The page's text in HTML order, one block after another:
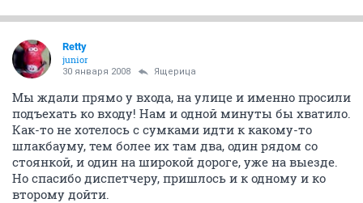
Retty
junior
30 января 2008 Ящерица
Мы ждали прямо у входа, на улице и именно просили
подъехать ко входу! Нам и одной минуты бы хватило.
Как-то не хотелось с сумками идти к какому-то
шлакбауму, тем более их там два, один рядом со
стоянкой, и один на широкой дороге, уже на выезде.
Но спасибо диспетчеру, пришлось и к одному и ко
второму дойти.